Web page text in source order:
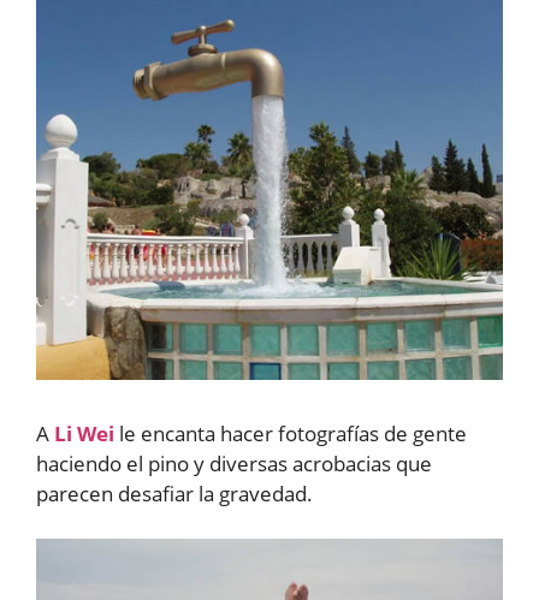
A Li Wei le encanta hacer fotografías de gente
haciendo el pino y diversas acrobacias que
parecen desafiar la gravedad.